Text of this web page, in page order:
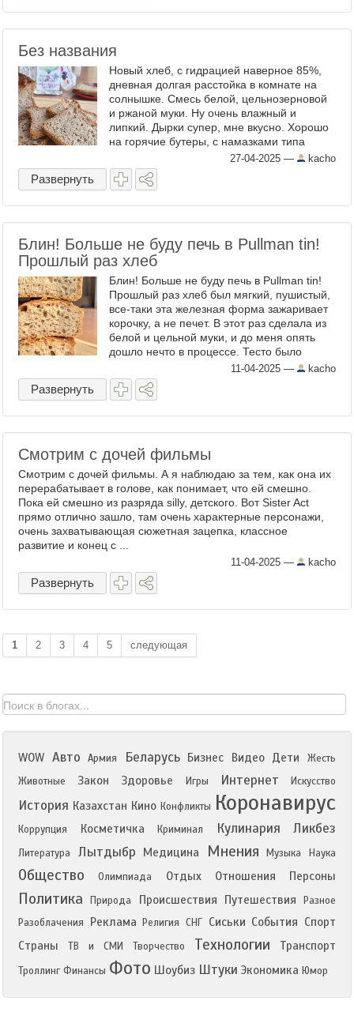
Без названия
Новый хлеб, с гидрацией наверное 85%,
дневная долгая расстойка в комнате на
солнышке. Смесь белой, цельнозерновой
и ржаной муки. Ну очень влажный и
липкий. Дырки супер, мне вкусно. Хорошо
на горячие бутеры, с намазками типа
песто или как моя новая любовь,
магазинная баночка, свекла с ...
27-04-2025 — kacho
Развернуть
Блин! Больше не буду печь в Pullman tin!
Прошлый раз хлеб
Блин! Больше не буду печь в Pullman tin!
Прошлый раз хлеб был мягкий, пушистый,
все-таки эта железная форма зажаривает
корочку, а не печет. В этот раз сделала из
белой и цельной муки, и до меня опять
дошло нечто в процессе. Тесто было
супер, поднималось весь день хорошо, но
в конце ...
11-04-2025 — kacho
Развернуть
Смотрим с дочей фильмы
Смотрим с дочей фильмы. А я наблюдаю за тем, как она их
перерабатывает в голове, как понимает, что ей смешно.
Пока ей смешно из разряда silly, детского. Вот Sister Act
прямо отлично зашло, там очень характерные персонажи,
очень захватывающая сюжетная зацепка, классное
развитие и конец с ...
11-04-2025 — kacho
Развернуть
1 2 3 4 5 следующая
WOW Авто Армия Беларусь Бизнес Видео Дети
Жесть
Животные
Закон Здоровье Игры Интернет Искусство
История Казахстан Кино Конфликты Коронавирус
Коррупция Косметичка Криминал Кулинария Ликбез
Литература Лытдыбр Медицина Мнения Музыка Наука
Общество Олимпиада Отдых Отношения Персоны
Политика Природа Происшествия Путешествия
Разное
Разоблачения
Реклама Религия СНГ Сиськи События Спорт
Страны
ТВ и СМИ Творчество Технологии Транспорт
Троллинг Финансы Фото Шоубиз Штуки Экономика Юмор